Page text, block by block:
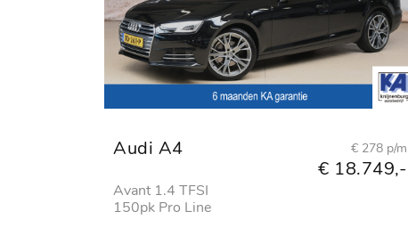
Audi A4
Avant 1.4 TFSI
150pk Pro Line
€ 278 p/m
€ 18.749,-